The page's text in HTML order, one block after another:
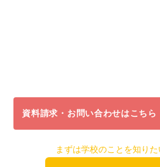
資料請求・お問い合わせはこちら
まずは学校のことを知りた